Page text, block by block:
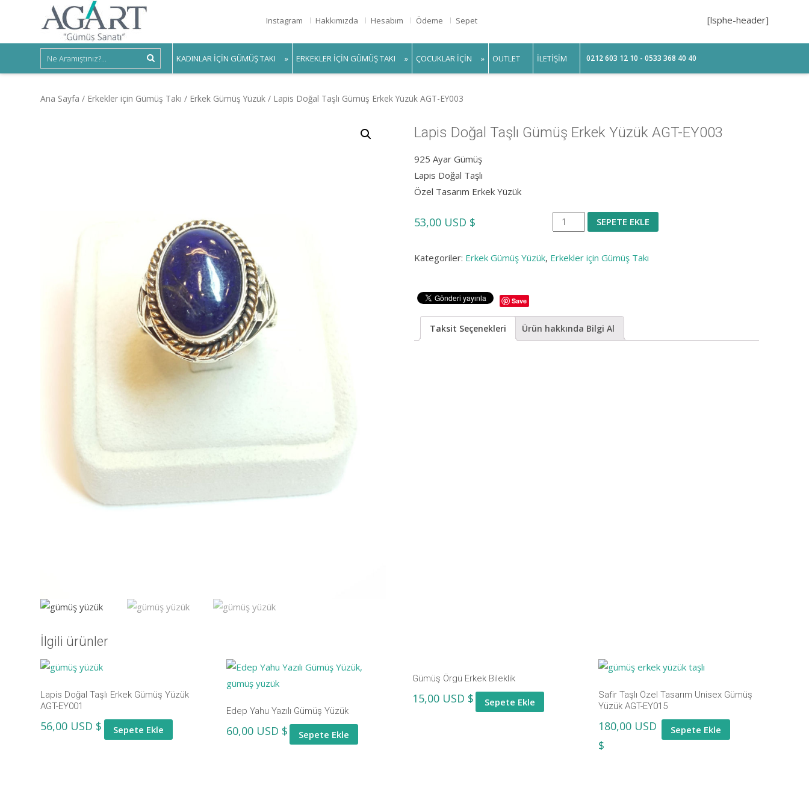
Instagram Hakkımızda Hesabım Ödeme Sepet [lsphe-header]
KADINLAR IÇIN GÜMÜŞ TAKI ERKEKLER IÇIN GÜMÜŞ TAKI ÇOCUKLAR IÇIN OUTLET ILETIŞIM 0212 603 12 10 - 0533 368 40 40
Ana Sayfa / Erkekler için Gümüş Takı / Erkek Gümüş Yüzük / Lapis Doğal Taşlı Gümüş Erkek Yüzük AGT-EY003
Lapis Doğal Taşlı Gümüş Erkek Yüzük AGT-EY003
925 Ayar Gümüş
Lapis Doğal Taşlı
Özel Tasarım Erkek Yüzük
53,00 USD $
Lapis
Doğal
AGT-
EY003
SEPETE EKLE
Kategoriler: Erkek Gümüş Yüzük, Erkekler için Gümüş Takı
Save
Taksit Seçenekleri Ürün hakkında Bilgi Al
İlgili ürünler
Lapis Doğal Taşlı Erkek Gümüş Yüzük
AGT-EY001
56,00 USD $ Sepete Ekle
Edep Yahu Yazılı Gümüş Yüzük
60,00 USD $ Sepete Ekle
Gümüş Örgü Erkek Bileklik
15,00 USD $ Sepete Ekle
Safir Taşlı Özel Tasarım Unisex Gümüş
Yüzük AGT-EY015
180,00 USD
$
Sepete Ekle